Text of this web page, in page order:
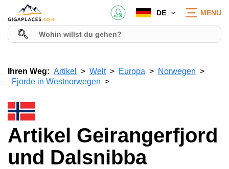
DE MENU
Ihren Weg: Artikel Welt Europa
Norwegen
Fjorde in Westnorwegen
Artikel Geirangerfjord
und Dalsnibba